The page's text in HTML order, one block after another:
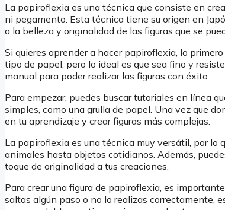
La papiroflexia es una técnica que consiste en
ni pegamento. Esta técnica tiene su origen en
a la belleza y originalidad de las figuras que se
Si quieres aprender a hacer papiroflexia, lo
tipo de papel, pero lo ideal es que sea fino y
manual para poder realizar las figuras con éxito.
Para empezar, puedes buscar tutoriales en línea
simples, como una grulla de papel. Una vez que
en tu aprendizaje y crear figuras más complejas.
La papiroflexia es una técnica muy versátil, por lo
animales hasta objetos cotidianos. Además,
toque de originalidad a tus creaciones.
Para crear una figura de papiroflexia, es
saltas algún paso o no lo realizas correctamente,